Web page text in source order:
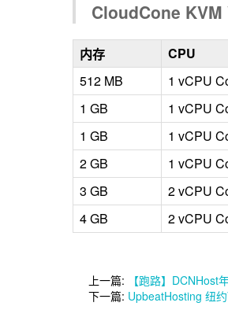
CloudCone KVM
内存 CPU
512 MB
1 vCPU
1 GB
1 vCPU
1 GB
1 vCPU
2 GB
1 vCPU
3 GB
2 vCPU
4 GB
2 vCPU
上一篇:
【跑路】
下一篇: UpbeatHosting 纽